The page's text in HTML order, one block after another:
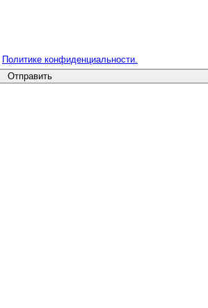
Политике конфиденциальности.
Отправить